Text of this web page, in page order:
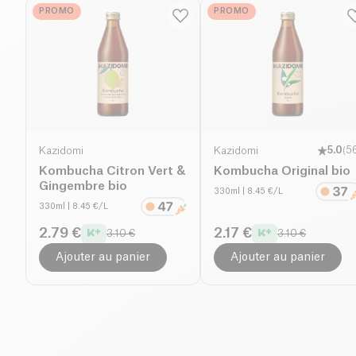
PROMO
Kazidomi
Kombucha Citron Vert &
Gingembre bio
330ml | 8.45 €/L
2.79 € 3.10 €
Ajouter au panier
PROMO
Kazidomi 5.0(
Kombucha Original bio
330ml | 8.45 €/L
2.17 € 3.10 €
Ajouter au panier